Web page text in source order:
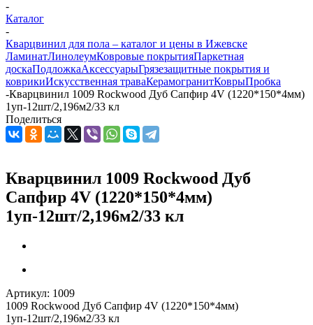
-
Каталог
-
Кварцвинил для пола – каталог и цены в Ижевске
ЛаминатЛинолеумКовровые покрытияПаркетная
доскаПодложкаАксессуарыГрязезащитные покрытия и
коврикиИскусственная траваКерамогранитКоврыПробка
-Кварцвинил 1009 Rockwood Дуб Сапфир 4V (1220*150*4мм)
1уп-12шт/2,196м2/33 кл
Поделиться
Кварцвинил 1009 Rockwood Дуб
Сапфир 4V (1220*150*4мм)
1уп-12шт/2,196м2/33 кл
Артикул: 1009
1009 Rockwood Дуб Сапфир 4V (1220*150*4мм)
1уп-12шт/2,196м2/33 кл